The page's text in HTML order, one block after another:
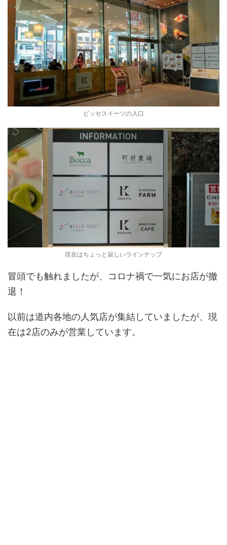
ビッセスイーツの入口
現在はちょっと寂しいラインナップ
冒頭でも触れましたが、コロナ禍で一気にお店が撤
退！
以前は道内各地の人気店が集結していましたが、現
在は2店のみが営業しています。